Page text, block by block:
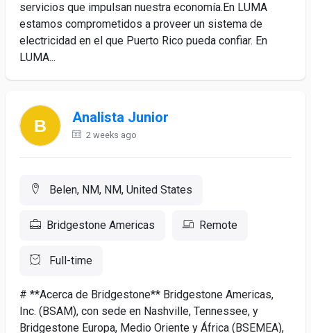
servicios que impulsan nuestra economía.En LUMA
estamos comprometidos a proveer un sistema de
electricidad en el que Puerto Rico pueda confiar. En
LUMA...
Analista Junior
2 weeks ago
Belen, NM, NM, United States
Bridgestone Americas Remote
Full-time
# **Acerca de Bridgestone** Bridgestone Americas,
Inc. (BSAM), con sede en Nashville, Tennessee, y
Bridgestone Europa, Medio Oriente y África (BSEMEA),